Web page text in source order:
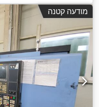
מודעה קטנה